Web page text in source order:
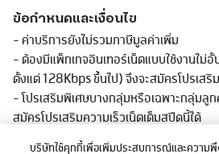
ข้อกำหนดและเงื่อนไข
- ค่าบริการยังไม่รวมภาษีมูลค่าเพิ่ม
- ต้องมีแพ็กเกจอินเทอร์เน็ตแบบใช้งานไม่
ตั้งแต่ 128Kbps ขึ้นไป) จึงจะสมัครโปรเสริ
- โปรเสริมพิเศษบางกลุ่มหรือเฉพาะกลุ่มลู
สมัครโปรเสริมความเร็วเน็ตเต็มสปีดนี้ได้
บริษัทใช้คุกกี้เพื่อเพิ่มประสบการณ์และความพึ